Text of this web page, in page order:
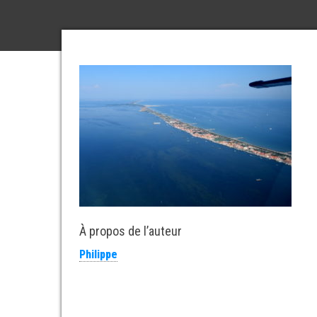
À propos de l’auteur
Philippe